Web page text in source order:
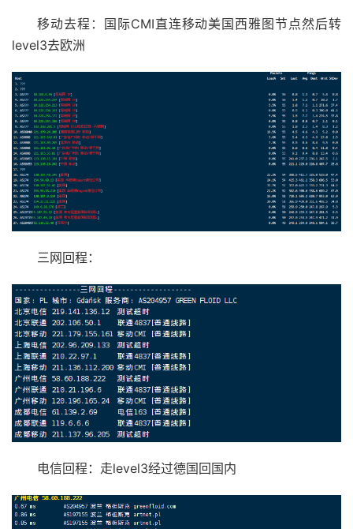
移动去程：国际CMI直连移动美国西雅图节点然后转
level3去欧洲
三网回程：
电信回程：走level3经过德国回国内